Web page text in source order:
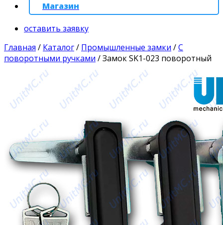
Магазин
оставить заявку
Главная / Каталог/ Промышленные замки /С
поворотными ручками /Замок SK1-023 поворотный